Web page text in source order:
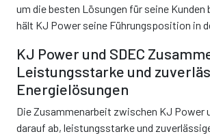
um die besten Lösungen für seine Kunden
hält KJ Power seine Führungsposition in
KJ Power und SDEC
Leistungsstarke und
Energielösungen
Die Zusammenarbeit zwischen KJ Power
darauf ab, leistungsstarke und